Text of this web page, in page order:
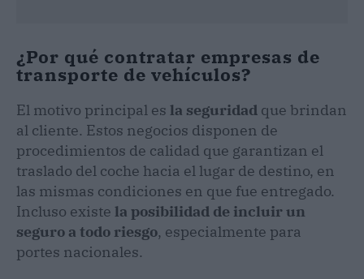
¿Por qué contratar empresas de
transporte de vehículos?
El motivo principal es la seguridad que brindan
al cliente. Estos negocios disponen de
procedimientos de calidad que garantizan el
traslado del coche hacia el lugar de destino, en
las mismas condiciones en que fue entregado.
Incluso existe la posibilidad de incluir un
seguro a todo riesgo, especialmente para
portes nacionales.